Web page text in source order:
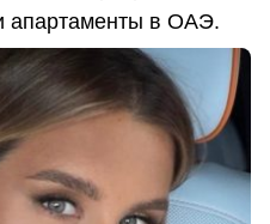
апартаменты в ОАЭ.